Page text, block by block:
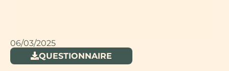
06/03/2025
QUESTIONNAIRE